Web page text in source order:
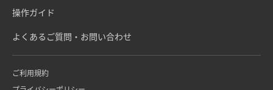
操作ガイド
よくあるご質問・お問い合わせ
ご利用規約